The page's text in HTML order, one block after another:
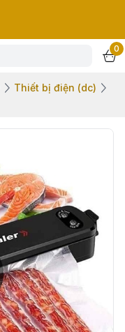
0
Thiết bị điện (dc)